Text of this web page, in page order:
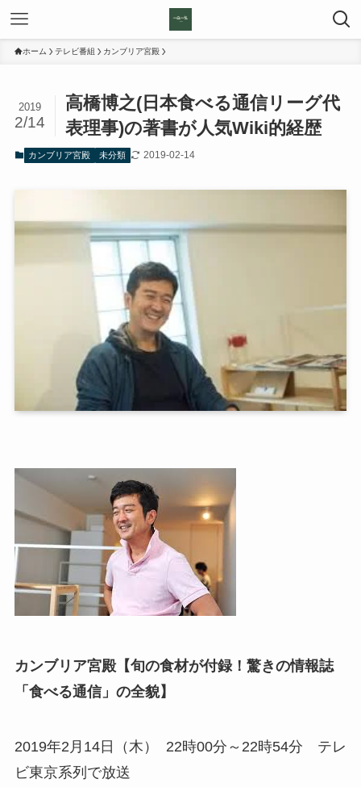
ホーム テレビ番組 カンブリア宮殿
高橋博之(日本食べる通信リーグ代
表理事)の著書が人気Wiki的経歴
2019
2/14
カンブリア宮殿 未分類 2019-02-14
カンブリア宮殿【旬の食材が付録！驚きの情報誌
「食べる通信」の全貌】
2019年2月14日（木） 22時00分～22時54分 テレ
ビ東京系列で放送